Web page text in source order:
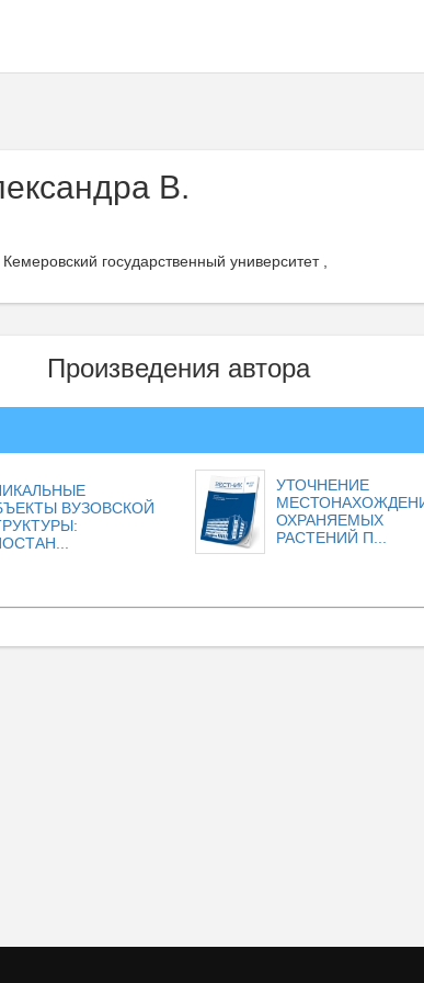
В.
Кемеровский государственный университет ,
Произведения автора
ВУЗОВСКОЙ
УТОЧНЕНИЕ
ОХРАНЯЕМЫХ
РАСТЕНИЙ П...